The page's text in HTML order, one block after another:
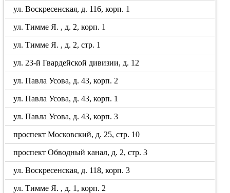
ул. Воскресенская, д. 116, корп. 1
ул. Тимме Я. , д. 2, корп. 1
ул. Тимме Я. , д. 2, стр. 1
ул. 23-й Гвардейской дивизии, д. 12
ул. Павла Усова, д. 43, корп. 2
ул. Павла Усова, д. 43, корп. 1
ул. Павла Усова, д. 43, корп. 3
проспект Московский, д. 25, стр. 10
проспект Обводный канал, д. 2, стр. 3
ул. Воскресенская, д. 118, корп. 3
ул. Тимме Я. , д. 1, корп. 2